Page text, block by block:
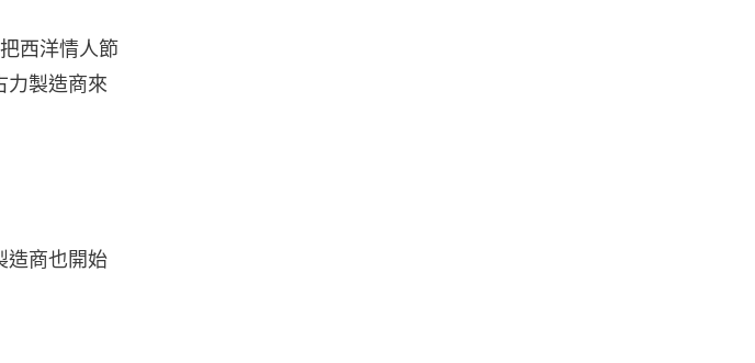
西洋情人節
力製造商來
造商也開始